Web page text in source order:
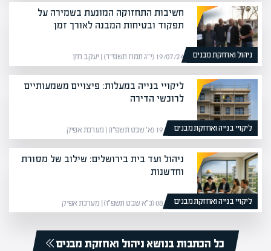
ניהול ואחזקת מבנים
חשיבות התחזוקה המונעת בשמירה על
תפקוד ובטיחות המבנה לאורך זמן
19/07/24 (י״ג תמוז תשפ״ד) | יעקב חזן
ליקויי בנייה ואחזקת מבנים
ליקויי בנייה במעלות: פיצויים משמעותיים
לרוכשי הדירה
19/01/26 (א׳ שבט תשפ״ו) | מערכת אפיק
ליקויי בנייה ואחזקת מבנים
ניהול ועד בית בירושלים: שילוב של מסורת
וחדשנות
08/02/26 (כ״א שבט תשפ״ו) | מערכת אפיק
כל הכתבות בנושא ניהול ואחזקת מבנים